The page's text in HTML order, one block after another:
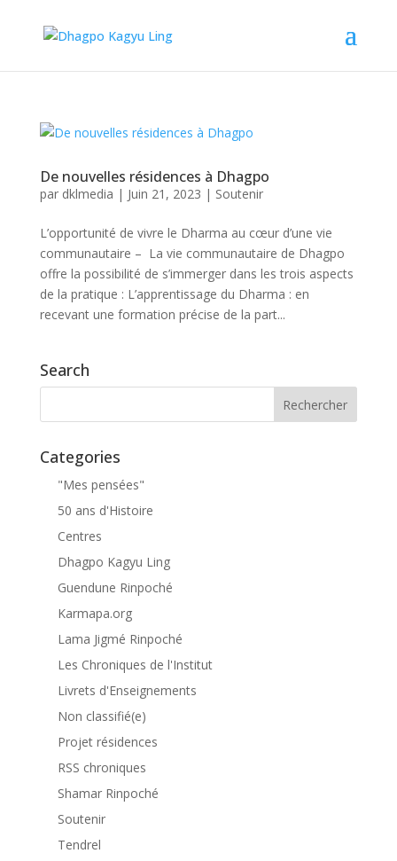
De nouvelles résidences à Dhagpo
par dklmedia | Juin 21, 2023 | Soutenir
L’opportunité de vivre le Dharma au cœur d’une vie
communautaire – La vie communautaire de Dhagpo
offre la possibilité de s’immerger dans les trois aspects
de la pratique : L’apprentissage du Dharma : en
recevant une formation précise de la part...
Search
Categories
"Mes pensées"
50 ans d'Histoire
Centres
Dhagpo Kagyu Ling
Guendune Rinpoché
Karmapa.org
Lama Jigmé Rinpoché
Les Chroniques de l'Institut
Livrets d'Enseignements
Non classifié(e)
Projet résidences
RSS chroniques
Shamar Rinpoché
Soutenir
Tendrel